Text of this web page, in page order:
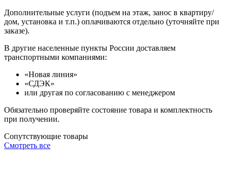
Дополнительные услуги (подъем на этаж, занос в квартиру/
дом, установка и т.п.) оплачиваются отдельно (уточняйте при
заказе).
В другие населенные пункты России доставляем
транспортными компаниями:
«Новая линия»
«СДЭК»
или другая по согласованию с менеджером
Обязательно проверяйте состояние товара и комплектность
при получении.
Сопутствующие товары
Смотреть все